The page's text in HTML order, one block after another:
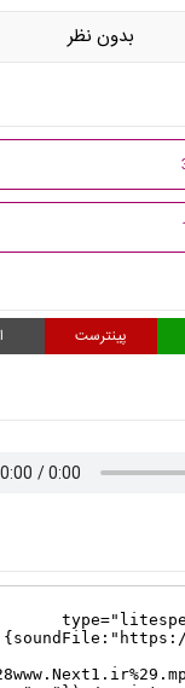
بدون نظر
پینترست